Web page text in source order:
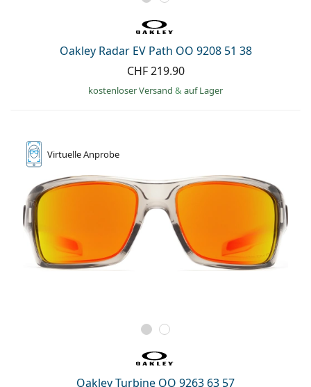
Oakley Radar EV Path OO 9208 51 38
CHF 219.90
kostenloser Versand & auf Lager
VirtuelleAnprobe
Oakley Turbine OO 9263 63 57